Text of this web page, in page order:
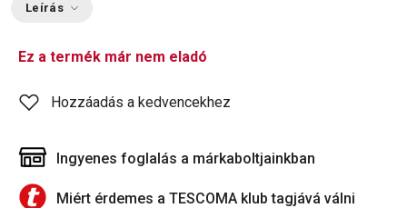
Leírás
Ez a termék már nem eladó
Hozzáadás a kedvencekhez
Ingyenes foglalás a márkaboltjainkban
Miért érdemes a TESCOMA klub tagjává válni